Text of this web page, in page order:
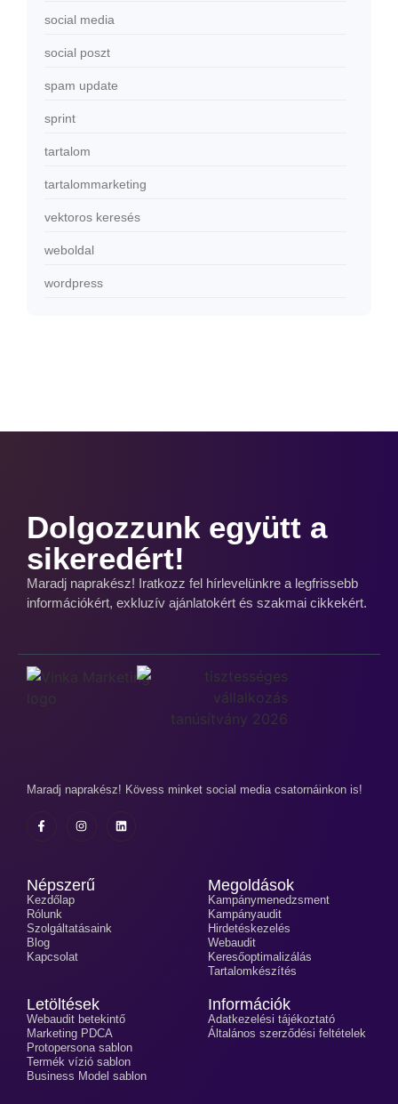
social media
social poszt
spam update
sprint
tartalom
tartalommarketing
vektoros keresés
weboldal
wordpress
Dolgozzunk együtt a
sikeredért!
Maradj naprakész! Iratkozz fel hírlevelünkre a legfrissebb
információkért, exkluzív ajánlatokért és szakmai cikkekért.
Maradj naprakész! Kövess minket social media csatornáinkon is!
Népszerű
Kezdőlap
Rólunk
Szolgáltatásaink
Blog
Kapcsolat
Megoldások
Kampánymenedzsment
Kampányaudit
Hirdetéskezelés
Webaudit
Keresőoptimalizálás
Tartalomkészítés
Letöltések
Webaudit betekintő
Marketing PDCA
Protopersona sablon
Termék vízió sablon
Business Model sablon
Információk
Adatkezelési tájékoztató
Általános szerződési feltételek